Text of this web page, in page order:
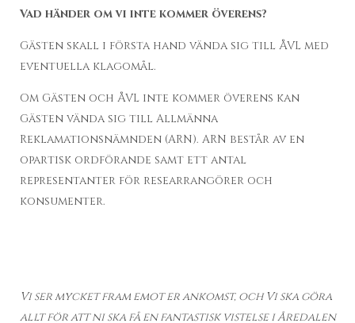
Vad händer om vi inte kommer överens?
Gästen skall i första hand vända sig till ÅVL med
eventuella klagomål.
Om Gästen och ÅVL inte kommer överens kan
Gästen vända sig till Allmänna
Reklamationsnämnden (ARN). ARN består av en
opartisk ordförande samt ett antal
representanter för researrangörer och
konsumenter.
Vi ser mycket fram emot er ankomst, och Vi ska göra
allt för att ni ska få en fantastisk vistelse i Åredalen